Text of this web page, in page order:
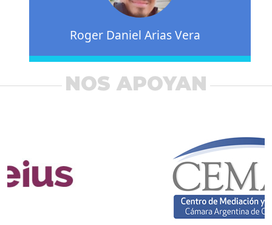
Roger Daniel Arias Vera
NOS APOYAN